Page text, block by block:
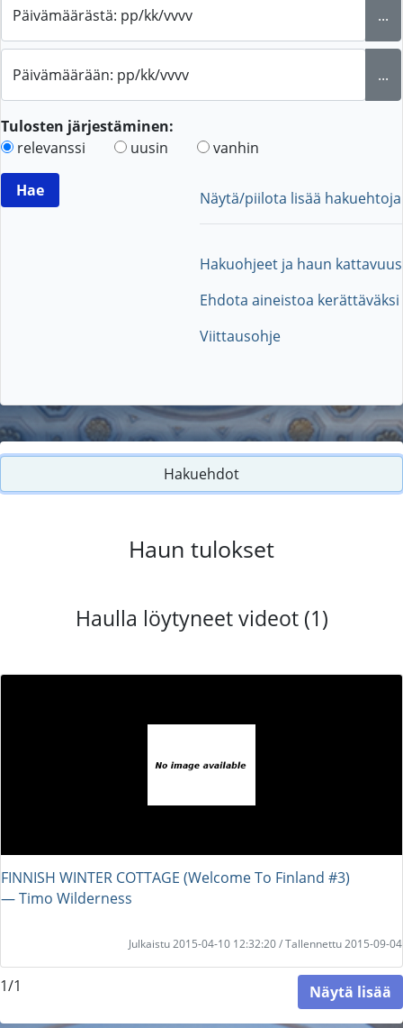
Päivämäärästä: pp/kk/vvvv ...
Päivämäärään: pp/kk/vvvv ...
Tulosten järjestäminen:
relevanssi
uusin vanhin
Näytä/piilota lisää hakuehtoja
Hakuohjeet ja haun kattavuus
Ehdota aineistoa kerättäväksi
Viittausohje
Hakuehdot
Haun tulokset
Haulla löytyneet videot (1)
FINNISH WINTER COTTAGE (Welcome To Finland #3)
― Timo Wilderness
Julkaistu 2015-04-10 12:32:20 / Tallennettu 2015-09-04
1/1 Näytä lisää